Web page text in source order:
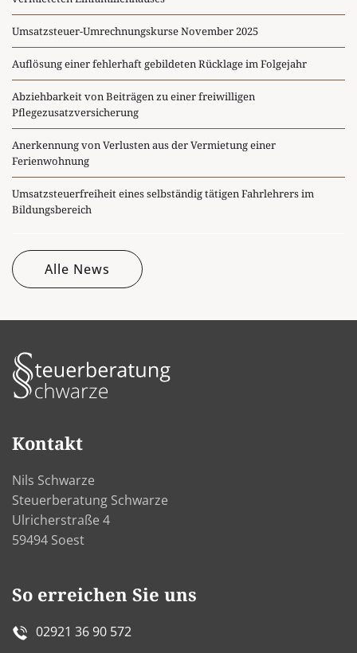
Umsatzsteuer-Umrechnungskurse November 2025
Auflösung einer fehlerhaft gebildeten Rücklage im Folgejahr
Abziehbarkeit von Beiträgen zu einer freiwilligen
Pflegezusatzversicherung
Anerkennung von Verlusten aus der Vermietung einer
Ferienwohnung
Umsatzsteuerfreiheit eines selbständig tätigen Fahrlehrers im
Bildungsbereich
Alle News
Kontakt
Nils Schwarze
Steuerberatung Schwarze
Ulricherstraße 4
59494 Soest
So erreichen Sie uns
02921 36 90 572